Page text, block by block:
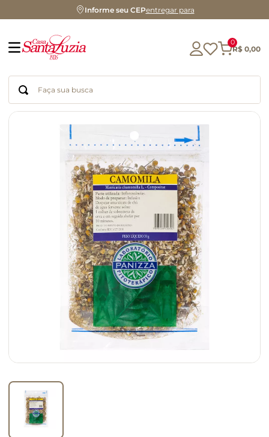
Informe seu CEPentregar para
0
R$ 0,00
Faça sua busca
Termos mais buscados